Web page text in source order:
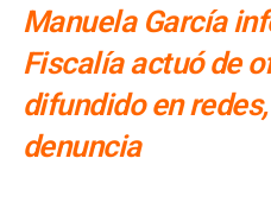
Manuela García
Fiscalía actuó de
difundido en
denuncia